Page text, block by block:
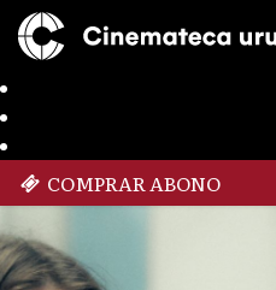
COMPRAR ABONO